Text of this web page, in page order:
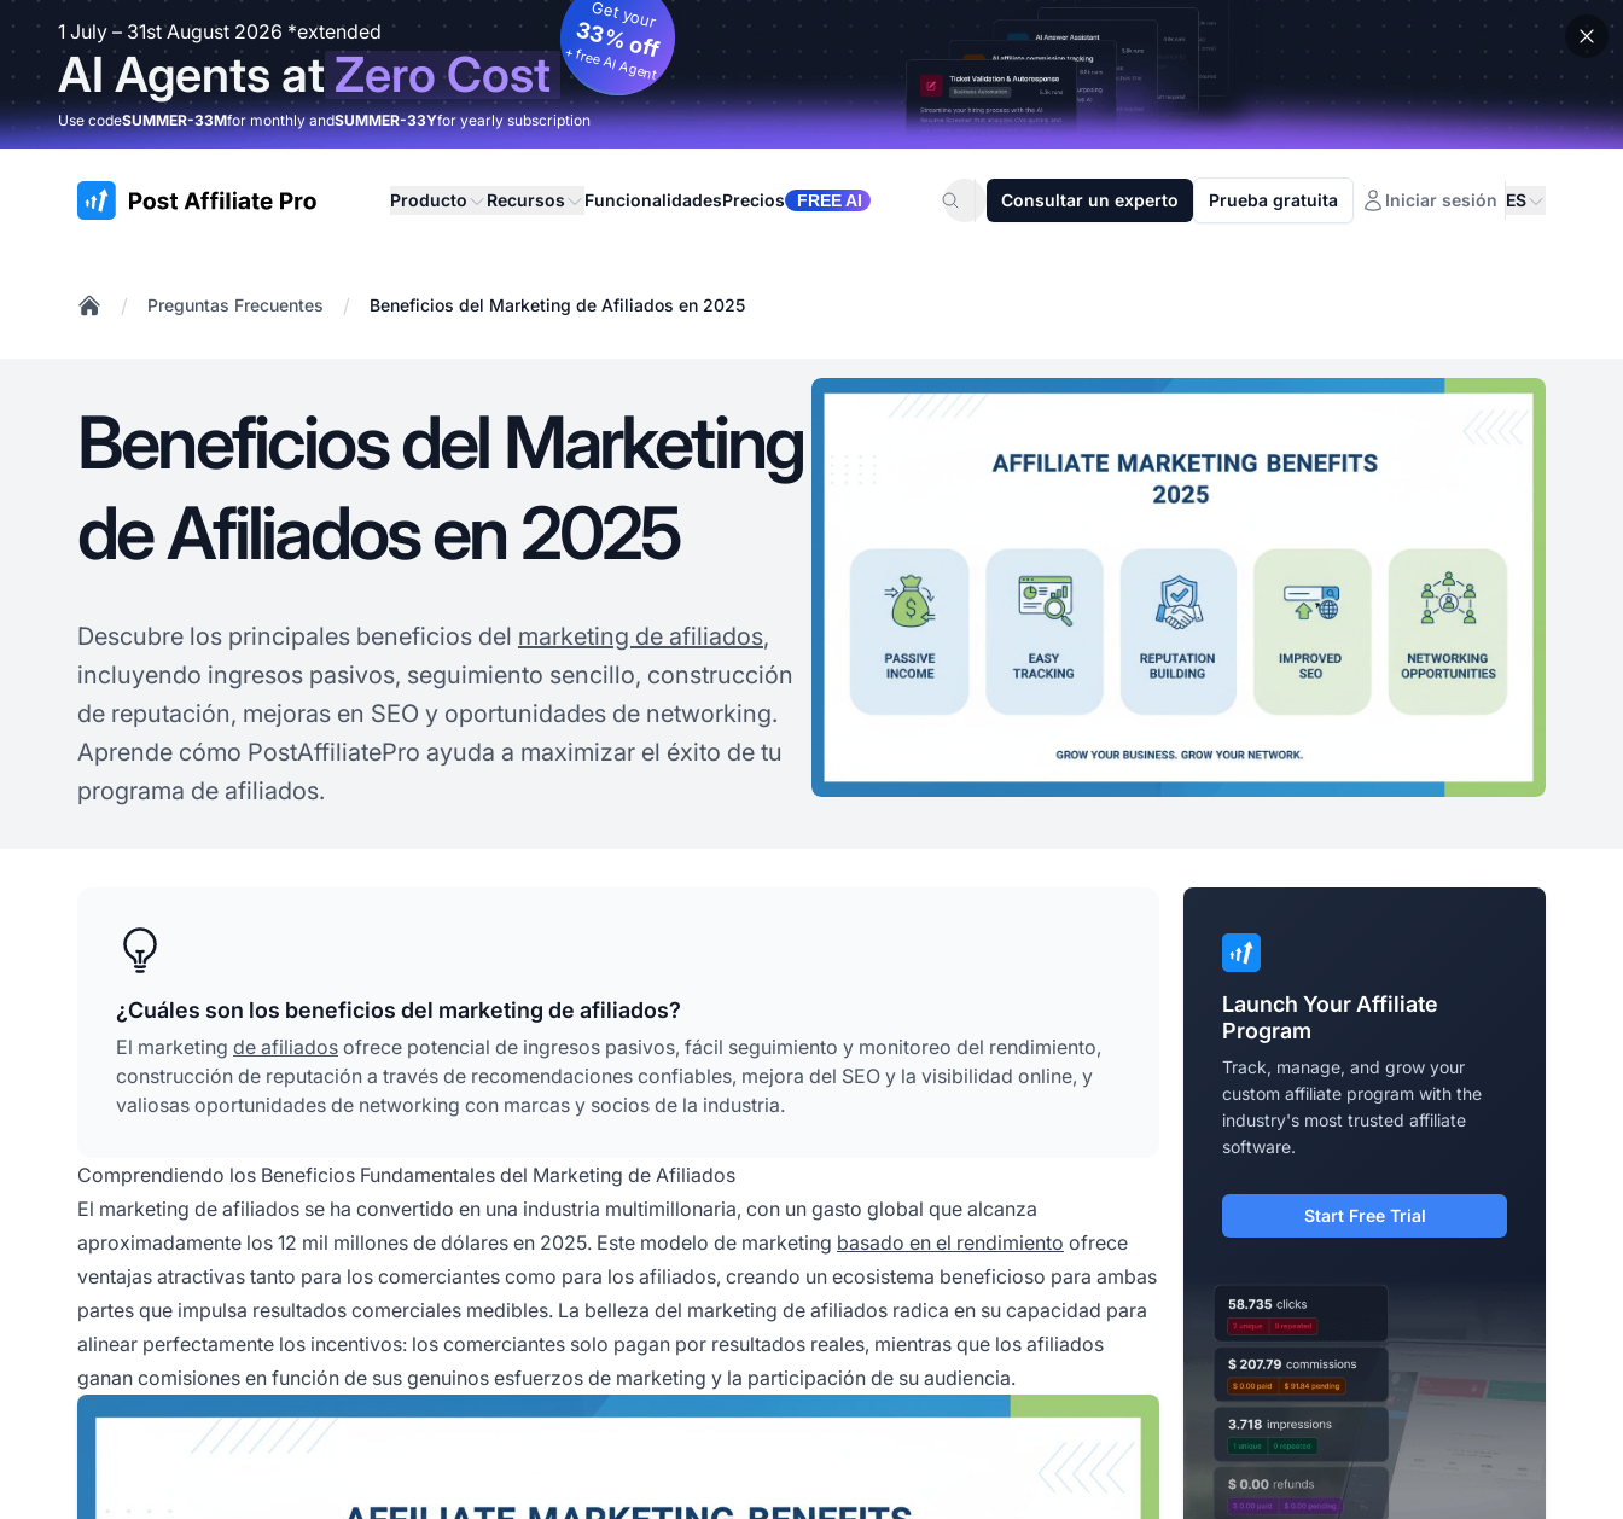
1 July – 31st August 2026 *extended
AI Agents atZero Cost
Get your
33% off
+ free AI Agent
Use codeSUMMER-33Mfor monthly andSUMMER-33Yfor yearly subscription
:site.title Producto Recursos FuncionalidadesPrecios FREE AI Consultar un experto Prueba gratuita Iniciar sesión ES
/ Preguntas Frecuentes / Beneficios del Marketing de Afiliados en 2025
Beneficios del Marketing
de Afiliados en 2025
Descubre los principales beneficios del marketing de afiliados,
incluyendo ingresos pasivos, seguimiento sencillo, construcción
de reputación, mejoras en SEO y oportunidades de networking.
Aprende cómo PostAffiliatePro ayuda a maximizar el éxito de tu
programa de afiliados.
¿Cuáles son los beneficios del marketing de afiliados?
El marketing de afiliados ofrece potencial de ingresos pasivos, fácil seguimiento y monitoreo del rendimiento,
construcción de reputación a través de recomendaciones confiables, mejora del SEO y la visibilidad online, y
valiosas oportunidades de networking con marcas y socios de la industria.
Comprendiendo los Beneficios Fundamentales del Marketing de Afiliados
El marketing de afiliados se ha convertido en una industria multimillonaria, con un gasto global que alcanza
aproximadamente los 12 mil millones de dólares en 2025. Este modelo de marketing basado en el rendimiento ofrece
ventajas atractivas tanto para los comerciantes como para los afiliados, creando un ecosistema beneficioso para ambas
partes que impulsa resultados comerciales medibles. La belleza del marketing de afiliados radica en su capacidad para
alinear perfectamente los incentivos: los comerciantes solo pagan por resultados reales, mientras que los afiliados
ganan comisiones en función de sus genuinos esfuerzos de marketing y la participación de su audiencia.
Launch Your Affiliate
Program
Track, manage, and grow your
custom affiliate program with the
industry's most trusted affiliate
software.
Start Free Trial